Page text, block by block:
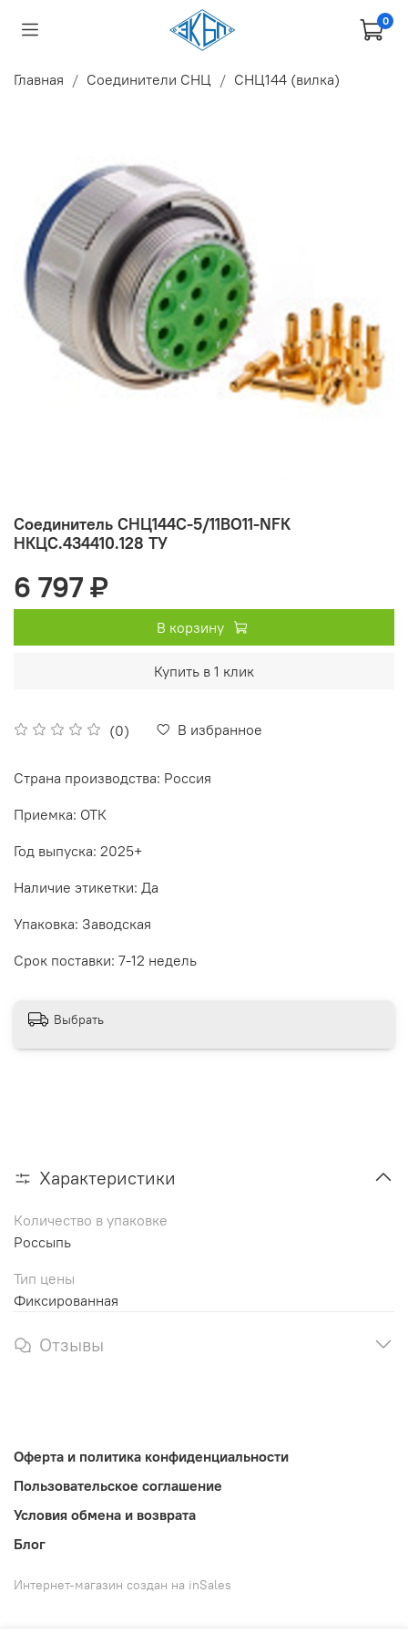
0
Главная Соединители СНЦ СНЦ144 (вилка)
Соединитель СНЦ144С-5/11ВО11-NFК
НКЦС.434410.128 ТУ
(0) В избранное
6 797 ₽
В корзину
Купить в 1 клик
Страна производства: Россия
Приемка: ОТК
Год выпуска: 2025+
Наличие этикетки: Да
Упаковка: Заводская
Срок поставки: 7-12 недель
Выбрать
Характеристики
Количество в упаковке
Россыпь
Тип цены
Фиксированная
Отзывы
Оферта и политика конфиденциальности
Пользовательское соглашение
Условия обмена и возврата
Блог
Интернет-магазин создан на inSales